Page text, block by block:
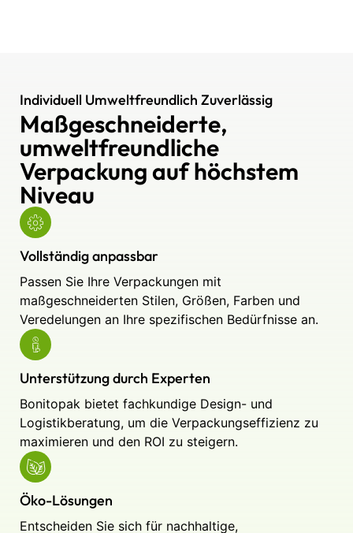
Individuell Umweltfreundlich Zuverlässig
Maßgeschneiderte,
umweltfreundliche
Verpackung auf höchstem
Niveau
Vollständig anpassbar
Passen Sie Ihre Verpackungen mit
maßgeschneiderten Stilen, Größen, Farben und
Veredelungen an Ihre spezifischen Bedürfnisse an.
Unterstützung durch Experten
Bonitopak bietet fachkundige Design- und
Logistikberatung, um die Verpackungseffizienz zu
maximieren und den ROI zu steigern.
Öko-Lösungen
Entscheiden Sie sich für nachhaltige,